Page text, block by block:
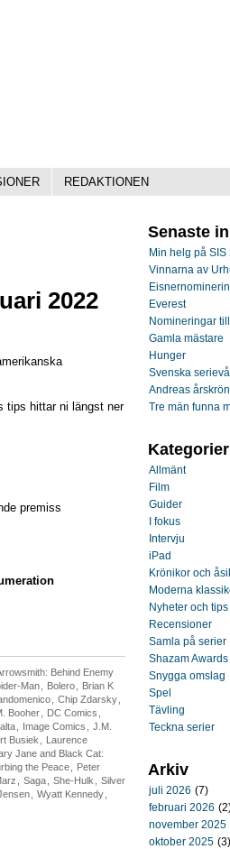
REDAKTIONEN
2022
tips hittar ni längst ner
premiss
Behind Enemy
Man Bolero
Brian K
Chip Zdarsky
Booher DC Comics
Image Comics
J.M.
Busiek
Laurence
Jane and Black Cat:
the Peace
Peter
Saga She-Hulk
Silver
Wyatt Kennedy
Senaste
Min helg på SIS
Vinnarna av
Everest
Nomineringar
Gamla mästare
Hunger
Svenska
Andreas
Tre män funna
Kategorier
Allmänt
Film
Guider
I fokus
Intervju
iPad
Krönikor och
Moderna
Nyheter och tips
Recensioner
Samla på serier
Shazam Awards
Snygga omslag
Spel
Tävling
Teckna serier
Arkiv
juli 2026 (7)
februari 2026
november 2025
oktober 2025 (3)